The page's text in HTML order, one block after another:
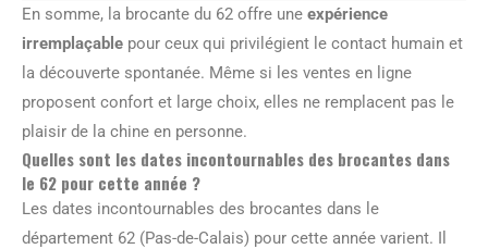
En somme, la brocante du 62 offre une expérience
irremplaçable pour ceux qui privilégient le contact humain et
la découverte spontanée. Même si les ventes en ligne
proposent confort et large choix, elles ne remplacent pas le
plaisir de la chine en personne.
Quelles sont les dates incontournables des brocantes dans
le 62 pour cette année ?
Les dates incontournables des brocantes dans le
département 62 (Pas-de-Calais) pour cette année varient. Il